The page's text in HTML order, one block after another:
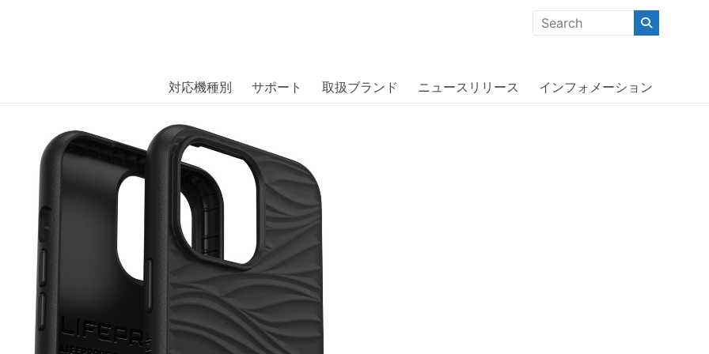
には、日本では珍しい「海外ブランド」をはじめ「ユニークな商品」「機能的な商品」「コストパフォーマンスの高い商
対応機種別 サポート 取扱ブランド ニュースリリース インフォメーション